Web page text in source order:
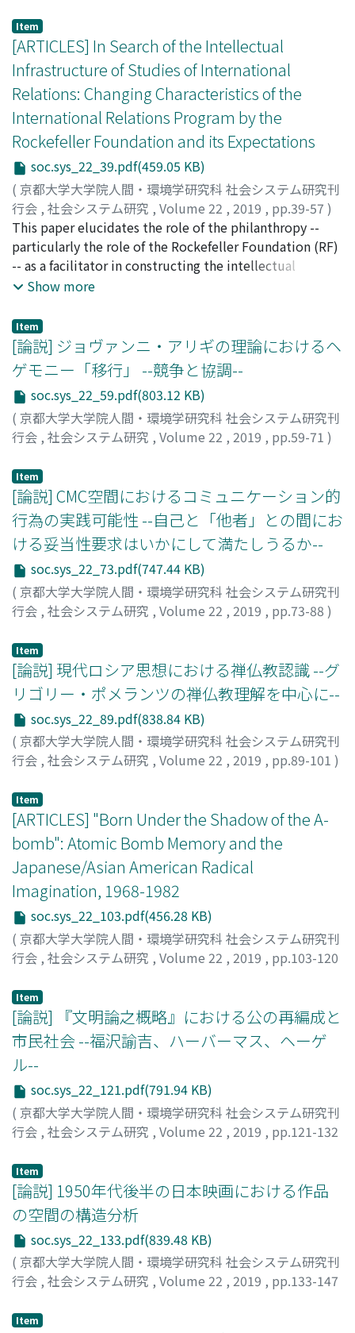
Item
[ARTICLES] In Search of the Intellectual
Infrastructure of Studies of International
Relations: Changing Characteristics of the
International Relations Program by the
Rockefeller Foundation and its Expectations
soc.sys_22_39.pdf(459.05 KB)
( 京都大学大学院人間・環境学研究科 社会システム研究刊
行会 , 社会システム研究 , Volume 22 , 2019 , pp.39-57 )
MORIE, Kento;森江, 建斗; モリエ, ケント
This paper elucidates the role of the philanthropy --
particularly the role of the Rockefeller Foundation (RF)
-- as a facilitator in constructing the intellectual
infrastructure of studies of international relations from
one essential factor: the institutional factor. The RF
contributed to international relations as an
autonomous and distinct field, International Relations
(IR) later becoming known as the 'American social
science.' This paper focuses on the RF's International
Relations program (IR program) and addresses the
following questions: what kind of people were involved
individuals were funded?; how did the characteristics of
the IR program change over time?; and to what extent
did the IR program contribute to establishing the
intellectual foundations of international relations? This
paper, therefore, traces the changing characteristics and
strategies of the IR program from the 1930s to the
1950s by using primary sources from the IR program at
the Rockefeller Archive Center (RAC) in New York,
and annual reports by the RF. It concludes that the
Rockefeller Foundation and its IR program played
indispensable roles in (1) the support of the primitive
theoretical inquiry into international relations and the
groups of the earlier 'classical realist' scholars in the US;
(2) the creation of close governmental-academic
relationships in the research area of international
networks emphasizing international affairs, including
collaborative relationships of think tanks and
universities around the world. These three elements
played a major role in producing the intellectual
foundation of the American social science of
international relations.
Show more
Item
[論説] ジョヴァンニ・アリギの理論におけるヘ
ゲモニー「移行」 --競争と協調--
soc.sys_22_59.pdf(803.12 KB)
( 京都大学大学院人間・環境学研究科 社会システム研究刊
行会 , 社会システム研究 , Volume 22 , 2019 , pp.59-71 )
Item
[論説] CMC空間におけるコミュニケーション的
行為の実践可能性 --自己と「他者」との間にお
ける妥当性要求はいかにして満たしうるか--
soc.sys_22_73.pdf(747.44 KB)
( 京都大学大学院人間・環境学研究科 社会システム研究刊
行会 , 社会システム研究 , Volume 22 , 2019 , pp.73-88 )
Item
[論説] 現代ロシア思想における禅仏教認識 --グ
リゴリー・ポメランツの禅仏教理解を中心に--
soc.sys_22_89.pdf(838.84 KB)
( 京都大学大学院人間・環境学研究科 社会システム研究刊
行会 , 社会システム研究 , Volume 22 , 2019 , pp.89-101 )
Item
[ARTICLES] "Born Under the Shadow of the A-
bomb": Atomic Bomb Memory and the
Japanese/Asian American Radical
Imagination, 1968-1982
soc.sys_22_103.pdf(456.28 KB)
( 京都大学大学院人間・環境学研究科 社会システム研究刊
行会 , 社会システム研究 , Volume 22 , 2019 , pp.103-120
UCHINO, Crystal
Item
[論説] 『文明論之概略』における公の再編成と
市民社会 --福沢諭吉、ハーバーマス、ヘーゲ
ル--
soc.sys_22_121.pdf(791.94 KB)
( 京都大学大学院人間・環境学研究科 社会システム研究刊
行会 , 社会システム研究 , Volume 22 , 2019 , pp.121-132
カク, ミンソク
Item
[論説] 1950年代後半の日本映画における作品
の空間の構造分析
soc.sys_22_133.pdf(839.48 KB)
( 京都大学大学院人間・環境学研究科 社会システム研究刊
行会 , 社会システム研究 , Volume 22 , 2019 , pp.133-147
真鍋, 公希
Item